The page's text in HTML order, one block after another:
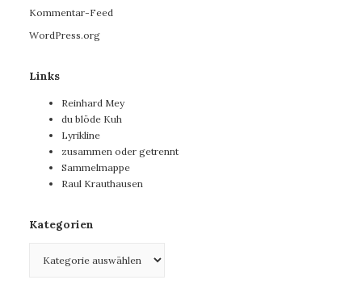
Kommentar-Feed
WordPress.org
Links
Reinhard Mey
du blöde Kuh
Lyrikline
zusammen oder getrennt
Sammelmappe
Raul Krauthausen
Kategorien